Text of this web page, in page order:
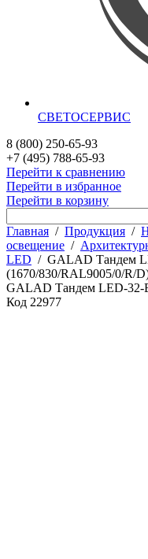
СВЕТОСЕРВИС
8 (800) 250-65-93
+7 (495) 788-65-93
Перейти к сравнению
Перейти в избранное
Перейти в корзину
Главная / Продукция /
освещение /
LED / GALAD Тандем
(1670/830/RAL9005/0/R/
GALAD Тандем LED-32-
Код 22977